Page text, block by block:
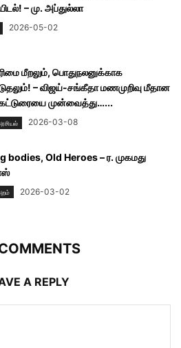
– மு. அப்துல்லா
2026-05-02
மீறலும், பொதுநலனுக்காக
– விஜய்-சங்கீதா மணமுறிவு மீதான
முன்வைத்து…...
2026-03-08
bodies, Old Heroes – ர. முகமது
2026-03-02
A REPLY